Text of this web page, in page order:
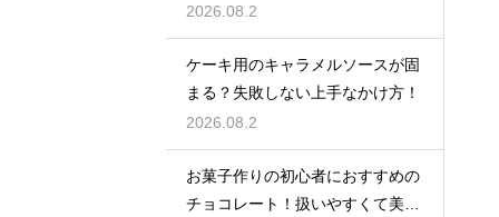
い風味を保ってお菓子を美味しく
する
2026.08.2
ケーキ用のキャラメルソースが固
まる？失敗しない上手なかけ方！
2026.08.2
お菓子作りの初心者におすすめの
チョコレート！扱いやすくて美味